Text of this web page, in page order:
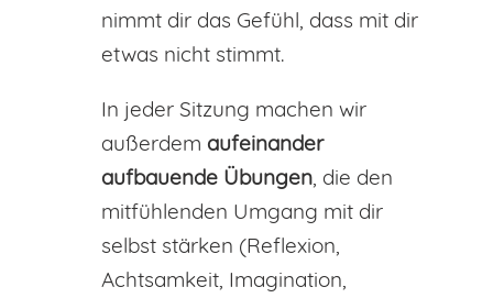
nimmt dir das Gefühl, dass mit dir
etwas nicht stimmt.
In jeder Sitzung machen wir
außerdemaufeinander
aufbauende Übungen, die den
mitfühlenden Umgang mit dir
selbst stärken (Reflexion,
Achtsamkeit, Imagination,